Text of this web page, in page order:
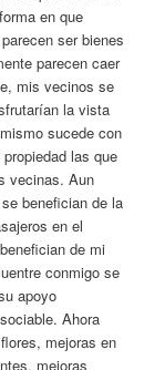
en que
ser bienes
parecen caer
mis vecinos se
la vista
sucede con
las que
vecinas. Aun
benefician de la
en el
de mi
conmigo se
apoyo
Ahora
mejoras en
mejoras